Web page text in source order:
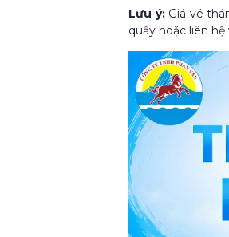
Lưu ý:Giá vé
quầy hoặc liên hệ